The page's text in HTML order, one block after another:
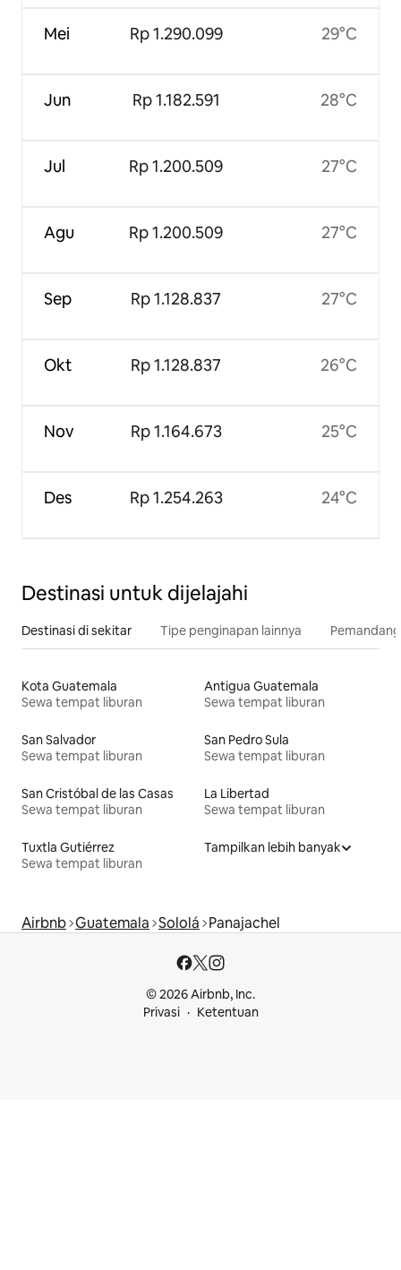
Mei
Jun
Jul
Agu
Sep
Okt
Nov
Des
Rp 1.290.099
Rp 1.182.591
Rp 1.200.509
Rp 1.200.509
Rp 1.128.837
Rp 1.128.837
Rp 1.164.673
Rp 1.254.263
29°C
28°C
27°C
27°C
27°C
26°C
25°C
24°C
Destinasi untuk dijelajahi
Destinasi di sekitar Tipe penginapan lainnya
Kota Guatemala
Sewa tempat liburan
Antigua Guatemala
Sewa tempat liburan
San Salvador
Sewa tempat liburan
San Pedro Sula
Sewa tempat liburan
San Cristóbal de las Casas
Sewa tempat liburan
La Libertad
Sewa tempat liburan
Tuxtla Gutiérrez
Sewa tempat liburan
Tampilkan lebih banyak
Airbnb Guatemala Sololá Panajachel
© 2026 Airbnb, Inc.
Privasi
Ketentuan